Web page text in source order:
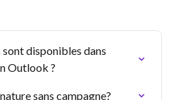
disponibles dans
Outlook ?
sans campagne?